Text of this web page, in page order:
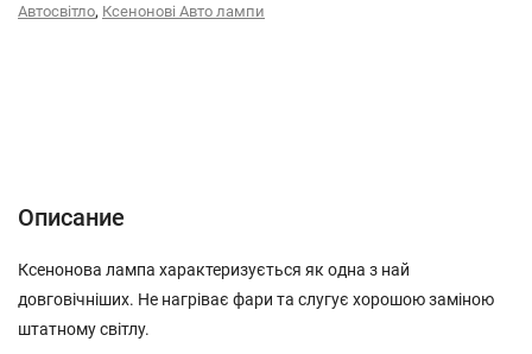
Автосвітло, Ксенонові Авто лампи
Описание
Ксенонова лампа характеризується як одна з най
довговічніших. Не нагріває фари та слугує хорошою заміною
штатному світлу.